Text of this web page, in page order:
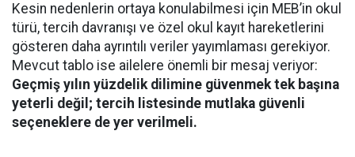
Kesin nedenlerin ortaya konulabilmesi için MEB’in okul
türü, tercih davranışı ve özel okul kayıt hareketlerini
gösteren daha ayrıntılı veriler yayımlaması gerekiyor.
Mevcut tablo ise ailelere önemli bir mesaj veriyor:
Geçmiş yılın yüzdelik dilimine güvenmek tek başına
yeterli değil; tercih listesinde mutlaka güvenli
seçeneklere de yer verilmeli.